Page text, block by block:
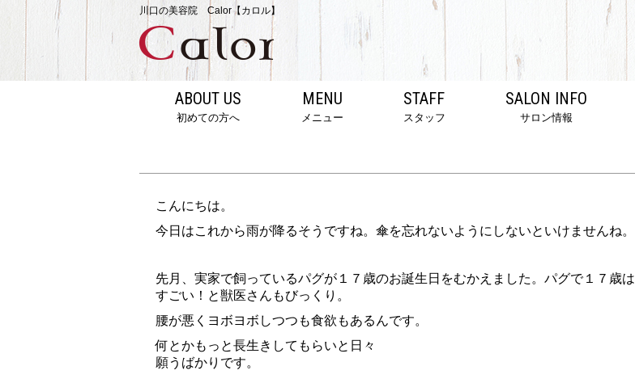
川口の美容院 Calor【カロル】
ABOUT US
初めての方へ
MENU
メニュー
STAFF
スタッフ
SALON INFO
サロン情報
こんにちは。
今日はこれから雨が降るそうですね。傘を忘れないようにしないといけませんね。
先月、実家で飼っているパグが１７歳のお誕生日をむかえました。パグで１７歳は
すごい！と獣医さんもびっくり。
腰が悪くヨボヨボしつつも食欲もあるんです。
何とかもっと長生きしてもらいと日々
願うばかりです。